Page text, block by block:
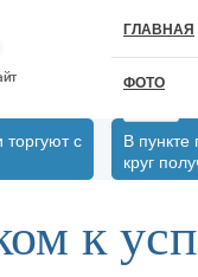
ГЛАВНАЯ
ФОТО
с
В пункте
круг
к